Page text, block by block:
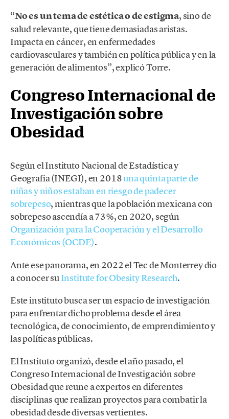
“No es un tema de estética o de estigma, sino de
salud relevante, que tiene demasiadas aristas.
Impacta en cáncer, en enfermedades
cardiovasculares y también en política pública y en la
generación de alimentos”, explicó Torre.
Congreso Internacional de
Investigación sobre
Obesidad
Según el Instituto Nacional de Estadística y
Geografía (INEGI), en 2018una quinta parte de
niñas y niños estaban en riesgo de padecer
sobrepeso, mientras que la población mexicana con
sobrepeso ascendía a 73%, en 2020, según
Organización para la Cooperación y el Desarrollo
Económicos (OCDE).
Ante ese panorama, en 2022 el Tec de Monterrey dio
a conocer suInstitute for Obesity Research.
Este instituto busca ser un espacio de investigación
para enfrentar dicho problema desde el área
tecnológica, de conocimiento, de emprendimiento y
las políticas públicas.
El Instituto organizó, desde el año pasado, el
Congreso Internacional de Investigación sobre
Obesidad que reune a expertos en diferentes
disciplinas que realizan proyectos para combatir la
obesidad desde diversas vertientes.